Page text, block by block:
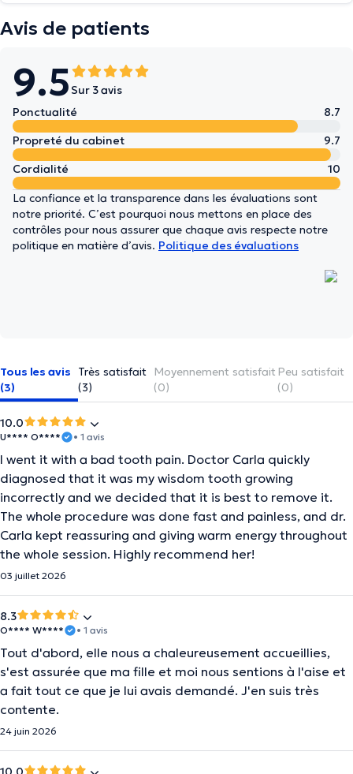
Avis de patients
9.5 Sur 3 avis
Ponctualité
8.7
Propreté du cabinet
9.7
Cordialité
10
La confiance et la transparence dans les évaluations sont
notre priorité. C’est pourquoi nous mettons en place des
contrôles pour nous assurer que chaque avis respecte notre
politique en matière d’avis. Politique des évaluations
Tous les avis
(3)
Très satisfait
(3)
Moyennement satisfait
(0)
Peu satisfait
(0)
10.0
U**** O**** • 1 avis
I went it with a bad tooth pain. Doctor Carla quickly
diagnosed that it was my wisdom tooth growing
incorrectly and we decided that it is best to remove it.
The whole procedure was done fast and painless, and dr.
Carla kept reassuring and giving warm energy throughout
the whole session. Highly recommend her!
03 juillet 2026
8.3
O**** W**** • 1 avis
Tout d'abord, elle nous a chaleureusement accueillies,
s'est assurée que ma fille et moi nous sentions à l'aise et
a fait tout ce que je lui avais demandé. J'en suis très
contente.
24 juin 2026